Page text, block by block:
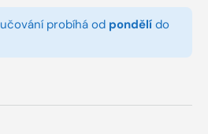
probíhá od pondělí do